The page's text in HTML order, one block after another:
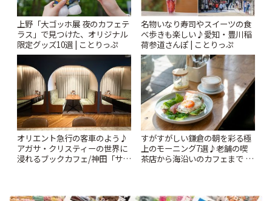
上野「大ゴッホ展 夜のカフェテ
ラス」で見つけた、オリジナル
限定グッズ10選 | ことりっぷ
名物いなり寿司やスイーツの食
べ歩きも楽しい♪愛知・豊川稲
荷参道さんぽ | ことりっぷ
オリエント急行の客車のよう♪
アガサ・クリスティーの世界に
浸れるブックカフェ/神田「サロ
すがすがしい鎌倉の朝を彩る極
上のモーニング7選♪老舗の喫
茶店から海沿いのカフェまで |